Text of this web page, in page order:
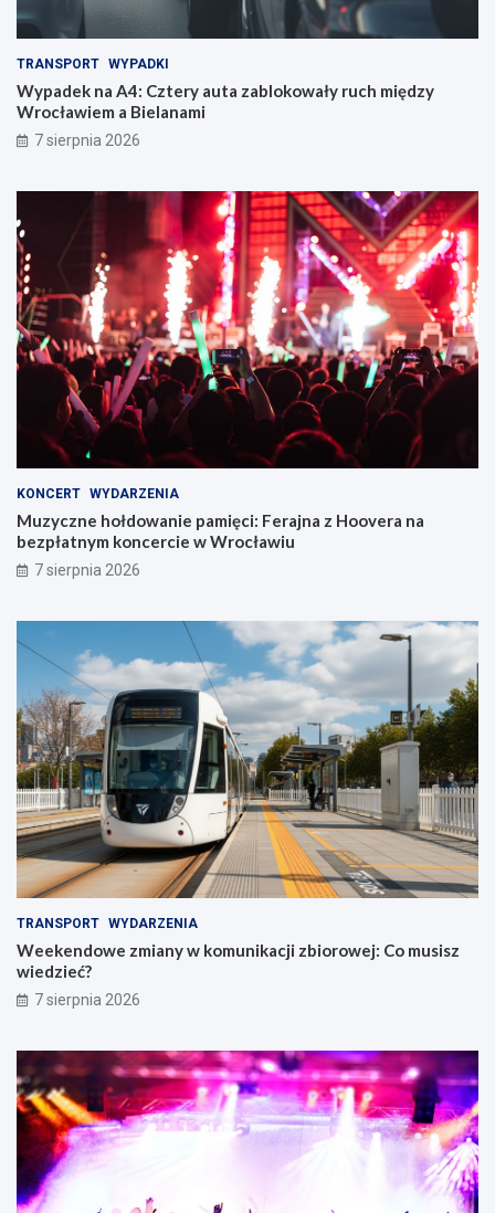
TRANSPORT WYPADKI
Wypadek na A4: Cztery auta zablokowały ruch między
Wrocławiem a Bielanami
7 sierpnia 2026
KONCERT WYDARZENIA
Muzyczne hołdowanie pamięci: Ferajna z Hoovera na
bezpłatnym koncercie w Wrocławiu
7 sierpnia 2026
TRANSPORT WYDARZENIA
Weekendowe zmiany w komunikacji zbiorowej: Co musisz
wiedzieć?
7 sierpnia 2026